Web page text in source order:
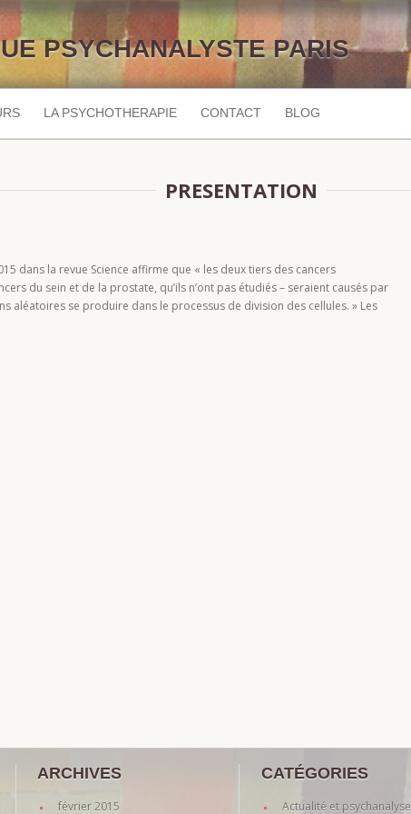
PSYCHANALYSTE PARIS
LA PSYCHOTHERAPIE CONTACT BLOG
PRESENTATION
dans la revue Science affirme que « les deux tiers des cancers
du sein et de la prostate, qu’ils n’ont pas étudiés – seraient causés par
aléatoires se produire dans le processus de division des cellules. » Les
ARCHIVES
février 2015
CATÉGORIES
Actualité et psychanalyse